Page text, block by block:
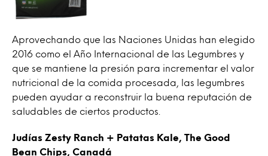
Aprovechando que las Naciones Unidas han elegido
2016 como el Año Internacional de las Legumbres y
que se mantiene la presión para incrementar el valor
nutricional de la comida procesada, las legumbres
pueden ayudar a reconstruir la buena reputación de
saludables de ciertos productos.
Judías Zesty Ranch + Patatas Kale, The Good
Bean Chips, Canadá